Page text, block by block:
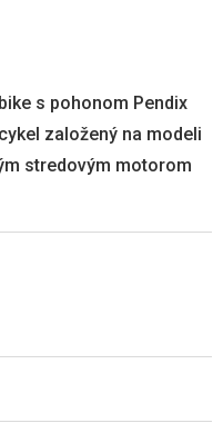
s pohonom Pendix
založený na modeli
stredovým motorom